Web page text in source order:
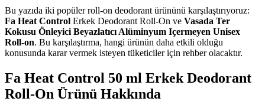
Bu yazıda iki popüler roll-on deodorant ürününü karşılaştırıyoruz:
Fa Heat Control Erkek Deodorant Roll-On ve Vasada Ter
Kokusu Önleyici Beyazlatıcı Alüminyum Içermeyen Unisex
Roll-on. Bu karşılaştırma, hangi ürünün daha etkili olduğu
konusunda karar vermek isteyen tüketiciler için rehber olacaktır.
Fa Heat Control 50 ml Erkek Deodorant
Roll-On Ürünü Hakkında